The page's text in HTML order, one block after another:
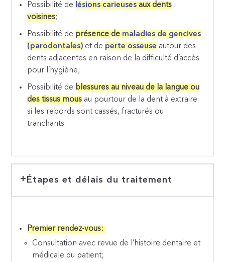
Possibilité de lésions carieuses aux dents
voisines;
Possibilité de présence de maladies de gencives
(parodontales) et de perte osseuse autour des
dents adjacentes en raison de la difficulté d’accès
pour l’hygiène;
Possibilité de blessures au niveau de la langue ou
des tissus mous au pourtour de la dent à extraire
si les rebords sont cassés, fracturés ou
tranchants.
Étapes et délais du traitement
Premier rendez-vous:
Consultation avec revue de l’histoire dentaire et
médicale du patient;